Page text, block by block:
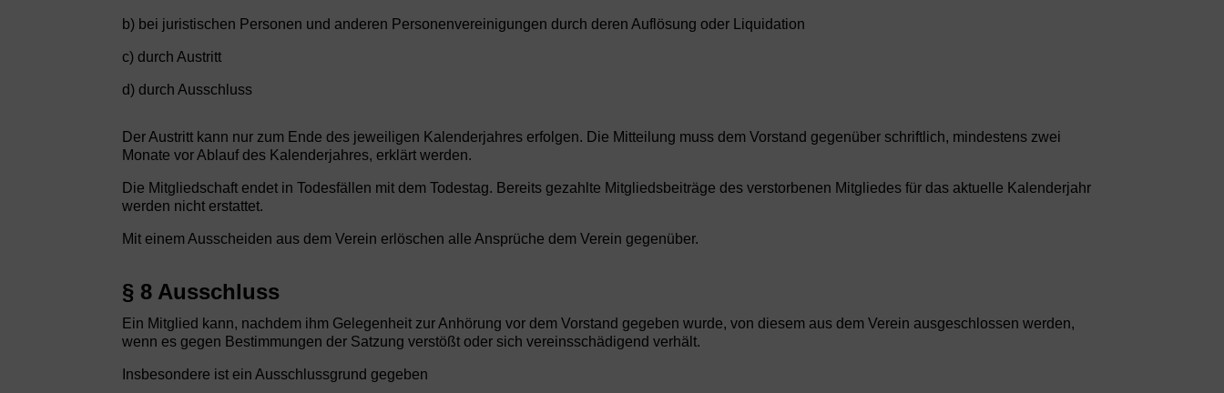
b) bei juristischen Personen und anderen Personenvereinigungen durch deren Auflösung oder Liquidation
c) durch Austritt
d) durch Ausschluss
Der Austritt kann nur zum Ende des jeweiligen Kalenderjahres erfolgen. Die Mitteilung muss dem Vorstand gegenüber schriftlich, mindestens zwei
Monate vor Ablauf des Kalenderjahres, erklärt werden.
Die Mitgliedschaft endet in Todesfällen mit dem Todestag. Bereits gezahlte Mitgliedsbeiträge des verstorbenen Mitgliedes für das aktuelle Kalenderjahr
werden nicht erstattet.
Mit einem Ausscheiden aus dem Verein erlöschen alle Ansprüche dem Verein gegenüber.
§ 8 Ausschluss
Ein Mitglied kann, nachdem ihm Gelegenheit zur Anhörung vor dem Vorstand gegeben wurde, von diesem aus dem Verein ausgeschlossen werden,
wenn es gegen Bestimmungen der Satzung verstößt oder sich vereinsschädigend verhält.
Insbesondere ist ein Ausschlussgrund gegeben